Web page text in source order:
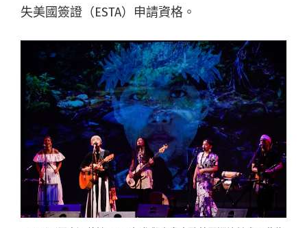
失美國簽證（ESTA）申請資格。